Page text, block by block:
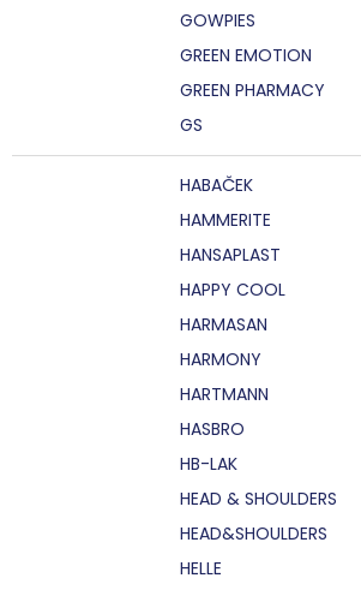
GOWPIES
GREEN EMOTION
GREEN PHARMACY
GS
HABAČEK
HAMMERITE
HANSAPLAST
HAPPY COOL
HARMASAN
HARMONY
HARTMANN
HASBRO
HB-LAK
HEAD & SHOULDERS
HEAD&SHOULDERS
HELLE